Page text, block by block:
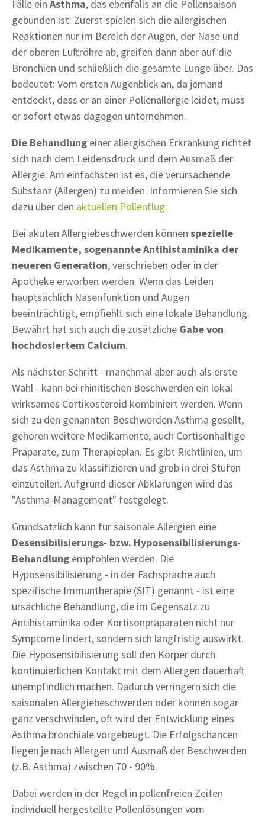
Fälle ein Asthma, das ebenfalls an die Pollensaison
gebunden ist: Zuerst spielen sich die allergischen
Reaktionen nur im Bereich der Augen, der Nase und
der oberen Luftröhre ab, greifen dann aber auf die
Bronchien und schließlich die gesamte Lunge über. Das
bedeutet: Vom ersten Augenblick an, da jemand
entdeckt, dass er an einer Pollenallergie leidet, muss
er sofort etwas dagegen unternehmen.
Die Behandlung einer allergischen Erkrankung richtet
sich nach dem Leidensdruck und dem Ausmaß der
Allergie. Am einfachsten ist es, die verursachende
Substanz (Allergen) zu meiden. Informieren Sie sich
dazu über den aktuellen Pollenflug.
Bei akuten Allergiebeschwerden können spezielle
Medikamente, sogenannte Antihistaminika der
neueren Generation, verschrieben oder in der
Apotheke erworben werden. Wenn das Leiden
hauptsächlich Nasenfunktion und Augen
beeinträchtigt, empfiehlt sich eine lokale Behandlung.
Bewährt hat sich auch die zusätzliche Gabe von
hochdosiertem Calcium.
Als nächster Schritt - manchmal aber auch als erste
Wahl - kann bei rhinitischen Beschwerden ein lokal
wirksames Cortikosteroid kombiniert werden. Wenn
sich zu den genannten Beschwerden Asthma gesellt,
gehören weitere Medikamente, auch Cortisonhaltige
Präparate, zum Therapieplan. Es gibt Richtlinien, um
das Asthma zu klassifizieren und grob in drei Stufen
einzuteilen. Aufgrund dieser Abklärungen wird das
"Asthma-Management" festgelegt.
Grundsätzlich kann für saisonale Allergien eine
Desensibilisierungs- bzw. Hyposensibilisierungs-
Behandlung empfohlen werden. Die
Hyposensibilisierung - in der Fachsprache auch
spezifische Immuntherapie (SIT) genannt - ist eine
ursächliche Behandlung, die im Gegensatz zu
Antihistaminika oder Kortisonpräparaten nicht nur
Symptome lindert, sondern sich langfristig auswirkt.
Die Hyposensibilisierung soll den Körper durch
kontinuierlichen Kontakt mit dem Allergen dauerhaft
unempfindlich machen. Dadurch verringern sich die
saisonalen Allergiebeschwerden oder können sogar
ganz verschwinden, oft wird der Entwicklung eines
Asthma bronchiale vorgebeugt. Die Erfolgschancen
liegen je nach Allergen und Ausmaß der Beschwerden
(z.B. Asthma) zwischen 70 - 90%.
Dabei werden in der Regel in pollenfreien Zeiten
individuell hergestellte Pollenlösungen vom